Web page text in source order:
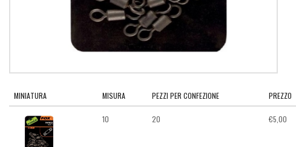
MINIATURA MISURA PEZZI PER CONFEZIONE PREZZO
10 20 €5,00